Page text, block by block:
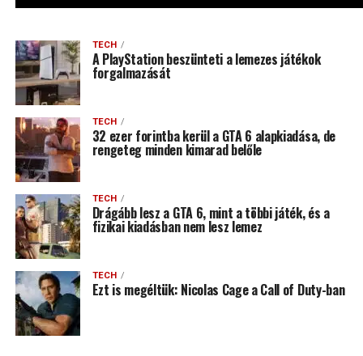
TECH
A PlayStation beszünteti a lemezes játékok
forgalmazását
TECH
32 ezer forintba kerül a GTA 6 alapkiadása, de
rengeteg minden kimarad belőle
TECH
Drágább lesz a GTA 6, mint a többi játék, és a
fizikai kiadásban nem lesz lemez
TECH
Ezt is megéltük: Nicolas Cage a Call of Duty-ban